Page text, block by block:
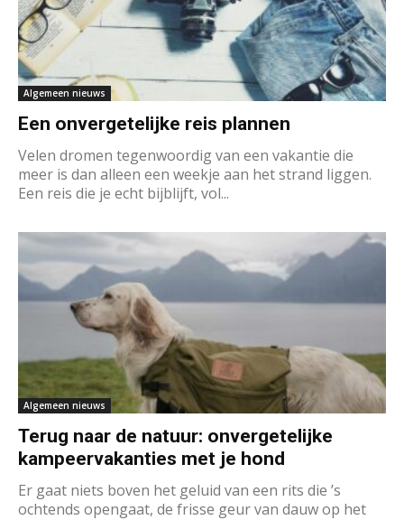
Algemeen nieuws
Een onvergetelijke reis plannen
Velen dromen tegenwoordig van een vakantie die
meer is dan alleen een weekje aan het strand liggen.
Een reis die je echt bijblijft, vol...
Algemeen nieuws
Terug naar de natuur: onvergetelijke
kampeervakanties met je hond
Er gaat niets boven het geluid van een rits die ’s
ochtends opengaat, de frisse geur van dauw op het